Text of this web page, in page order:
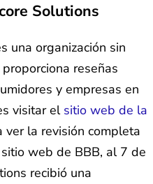
Solutions
una organización sin
reseñas
y empresas en
visitar el sitio web de la
ver la revisión completa
web de BBB, al 7 de
recibió una